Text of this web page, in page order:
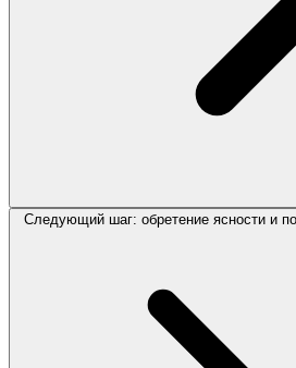
Следующий шаг: обретение ясности и